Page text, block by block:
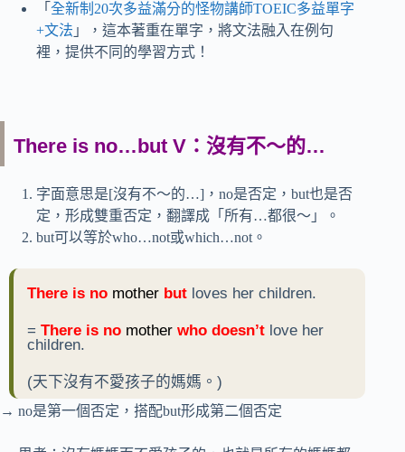
「 全新制20次多益滿分的怪物講師TOEIC多益單字
+文法 」，這本著重在單字，將文法融入在例句
裡，提供不同的學習方式！
There is no…but V：沒有不～的…
字面意思是[沒有不～的…]，no是否定，but也是否
定，形成雙重否定，翻譯成「所有…都很～」。
but可以等於who…not或which…not。
There is no mother but loves her children.
= There is no mother who doesn’t love her
children.
(天下沒有不愛孩子的媽媽。)
→ no是第一個否定，搭配but形成第二個否定